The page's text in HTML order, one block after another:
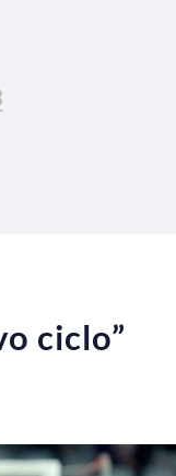
ciclo”